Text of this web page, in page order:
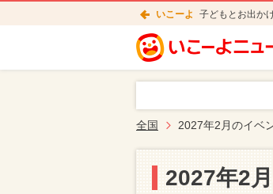
いこーよ 子どもとお出か
全国 2027年2月のイベ
2027年2